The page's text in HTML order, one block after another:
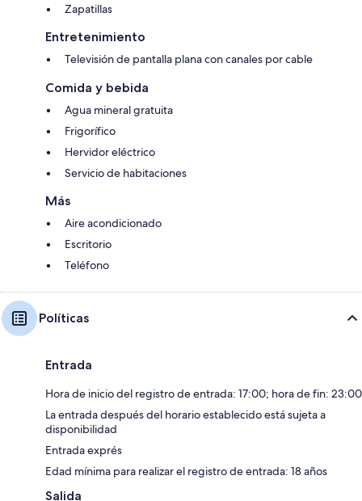
Zapatillas
Entretenimiento
Televisión de pantalla plana con canales por cable
Comida y bebida
Agua mineral gratuita
Frigorífico
Hervidor eléctrico
Servicio de habitaciones
Más
Aire acondicionado
Escritorio
Teléfono
Políticas
Entrada
Hora de inicio del registro de entrada: 17:00; hora de fin: 23:00
La entrada después del horario establecido está sujeta a
disponibilidad
Entrada exprés
Edad mínima para realizar el registro de entrada: 18 años
Salida